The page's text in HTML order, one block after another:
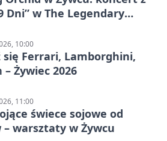
Dni” w The Legendary
10:00
się Ferrari, Lamborghini,
– Żywiec 2026
11:00
świece sojowe od
– warsztaty w Żywcu